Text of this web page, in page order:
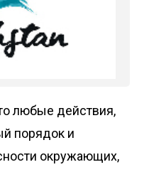
любые действия,
порядок и
окружающих,